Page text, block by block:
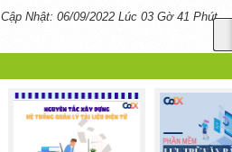
Cập Nhật: 06/09/2022 Lúc 03 Gờ 41 Phút